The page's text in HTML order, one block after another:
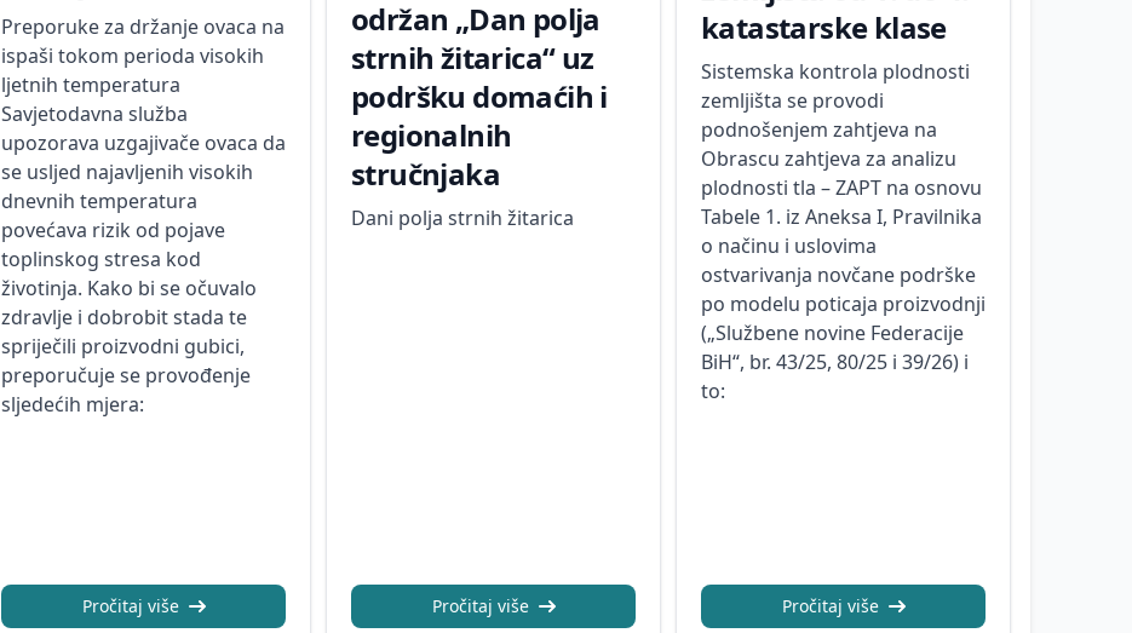
Preporuke za držanje ovaca na
ispaši tokom perioda visokih
ljetnih temperatura
Savjetodavna služba
upozorava uzgajivače ovaca da
se usljed najavljenih visokih
dnevnih temperatura
povećava rizik od pojave
toplinskog stresa kod
životinja. Kako bi se očuvalo
zdravlje i dobrobit stada te
spriječili proizvodni gubici,
preporučuje se provođenje
sljedećih mjera:
Pročitaj više
održan „Dan polja
strnih žitarica“ uz
podršku domaćih i
regionalnih
stručnjaka
Dani polja strnih žitarica
Pročitaj više
katastarske klase
Sistemska kontrola plodnosti
zemljišta se provodi
podnošenjem zahtjeva na
Obrascu zahtjeva za analizu
plodnosti tla – ZAPT na osnovu
Tabele 1. iz Aneksa I, Pravilnika
o načinu i uslovima
ostvarivanja novčane podrške
po modelu poticaja proizvodnji
(„Službene novine Federacije
BiH“, br. 43/25, 80/25 i 39/26) i
to:
Pročitaj više